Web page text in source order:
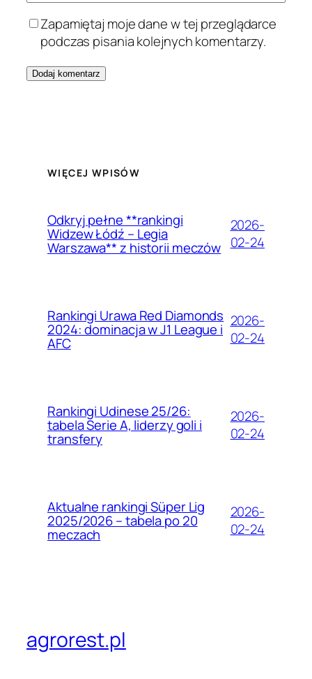
Zapamiętaj moje dane w tej przeglądarce
podczas pisania kolejnych komentarzy.
WIĘCEJ WPISÓW
Odkryj pełne **rankingi
Widzew Łódź – Legia
Warszawa** z historii meczów
2026-
02-24
Rankingi Urawa Red Diamonds
2024: dominacja w J1 League i
AFC
2026-
02-24
Rankingi Udinese 25/26:
tabela Serie A, liderzy goli i
transfery
2026-
02-24
Aktualne rankingi Süper Lig
2025/2026 – tabela po 20
meczach
2026-
02-24
agrorest.pl